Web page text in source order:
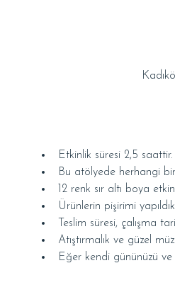
Etkinlik süresi 2,5 saattir.
Bu atölyede herhangi
12 renk sır altı boya
Ürünlerin pişirimi
Teslim süresi, çalışma
Atıştırmalık ve güzel
Eğer kendi gününüzü ve